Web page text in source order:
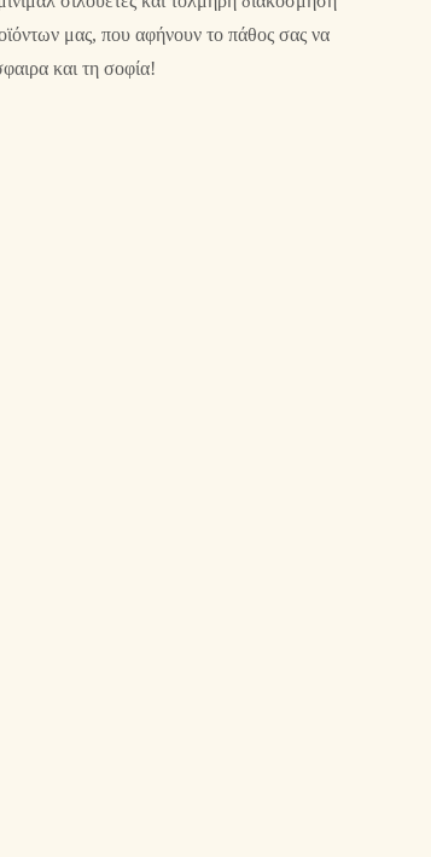
μας, που αφήνουν το πάθος σας να
και τη σοφία!